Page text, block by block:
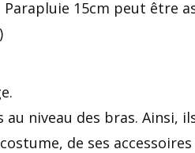
Parapluie 15cm peut être
)
au niveau des bras.
de ses